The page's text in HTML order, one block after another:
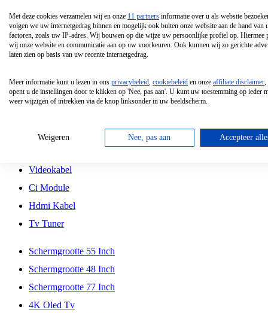
Schermgrootte 85 Inch
Schermgrootte 98 Inch
Tcl
Hd Led Tv
Antennekabel
Videokabel
Ci Module
Hdmi Kabel
Tv Tuner
Schermgrootte 55 Inch
Schermgrootte 48 Inch
Schermgrootte 77 Inch
4K Oled Tv
Met deze cookies verzamelen wij en onze 11 partners informatie over u als website
volgen we uw internetgedrag binnen en mogelijk ook buiten onze website aan de hand van
factoren, zoals uw IP-adres. Wij bouwen op die wijze uw persoonlijke profiel op. Hiermee
wij onze website en communicatie aan op uw voorkeuren. Ook kunnen wij zo gerichte
laten zien op basis van uw recente internetgedrag.
Meer informatie kunt u lezen in ons privacybeleid, cookiebeleid en onze affiliate disclaimer,
opent u de instellingen door te klikken op 'Nee, pas aan'. U kunt uw toestemming op ieder
weer wijzigen of intrekken via de knop linksonder in uw beeldscherm.
Weigeren Nee, pas aan Accepteer